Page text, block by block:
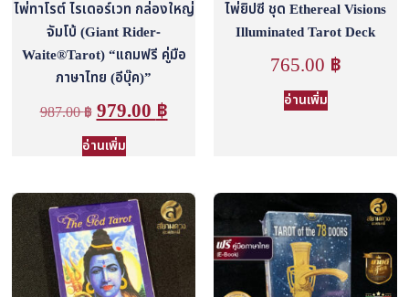
ไพ่ทาโรต์ ไรเดอร์เวท กล่องใหญ่
จัมโบ้ (Giant Rider-
Waite®Tarot) “แถมฟรี คู่มือ
ภาษาไทย (อีบุ๊ค)”
987.00฿ 979.00฿
อ่านเพิ่ม
ไพ่ยิปซี ชุด Ethereal Visions
Illuminated Tarot Deck
765.00 ฿
อ่านเพิ่ม